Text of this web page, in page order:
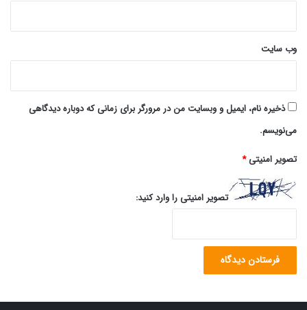
وب‌ سایت
ذخیره نام، ایمیل و وبسایت من در مرورگر برای زمانی که دوباره دیدگاهی
می‌نویسم.
تصویر امنیتی*
تصویر امنیتی را وارد کنید: